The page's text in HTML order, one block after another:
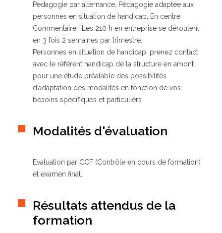
Pédagogie par alternance, Pédagogie adaptée aux
personnes en situation de handicap, En centre
Commentaire : Les 210 h en entreprise se déroulent
en 3 fois 2 semaines par trimestre.
Personnes en situation de handicap, prenez contact
avec le référent handicap de la structure en amont
pour une étude préalable des possibilités
d’adaptation des modalités en fonction de vos
besoins spécifiques et particuliers
Modalités d'évaluation
Évaluation par CCF (Contrôle en cours de formation)
et examen final.
Résultats attendus de la
formation